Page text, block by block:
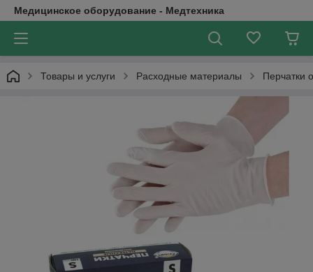
Медицинское оборудование - Медтехника
Товары и услуги Расходные материалы Перчатки